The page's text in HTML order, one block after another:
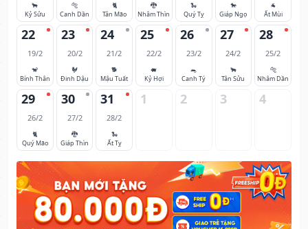
🐂
Kỷ Sửu
🐅
Canh Dần
🐈
Tân Mão
🐉
Nhâm Thìn
🐍
Quý Tỵ
🐎
Giáp Ngọ
🐐
Ất Mùi
22
19/2
🐒
Bính Thân
23
20/2
🐓
Đinh Dậu
24
21/2
🐕
Mậu Tuất
25
22/2
🐖
Kỷ Hợi
26
23/2
🐀
Canh Tý
27
24/2
🐂
Tân Sửu
28
25/2
🐅
Nhâm Dần
29
26/2
🐈
Quý Mão
30
27/2
🐉
Giáp Thìn
31
28/2
🐍
Ất Tỵ
1 2 3 4